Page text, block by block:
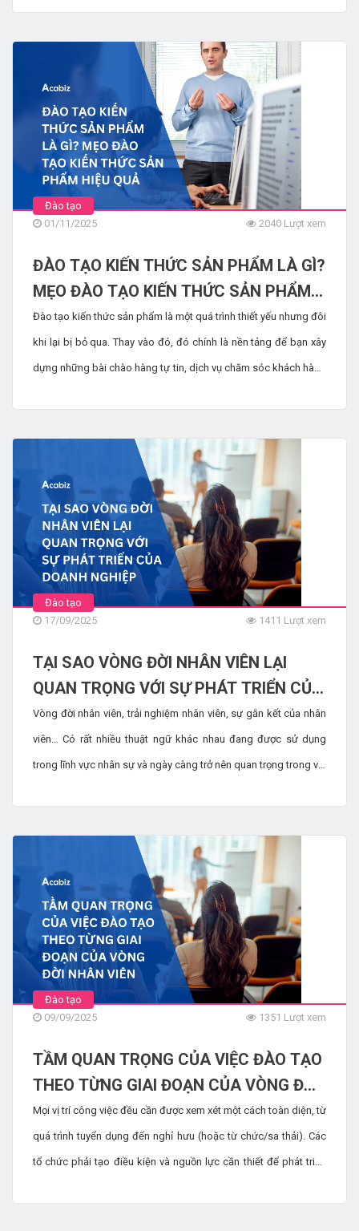
trung vào các kỹ năng cụ thể, thiết thực để làm chủ AI, giúp lực
lượng lao động của bạn mạnh mẽ và có khả năng cạnh tranh.
Đào tạo
01/11/2025
2040 Lượt xem
ĐÀO TẠO KIẾN THỨC SẢN PHẨM LÀ GÌ?
MẸO ĐÀO TẠO KIẾN THỨC SẢN PHẨM
HIỆU QUẢ
Đào tạo kiến ​​thức sản phẩm là một quá trình thiết yếu nhưng đôi
khi lại bị bỏ qua. Thay vào đó, đó chính là nền tảng để bạn xây
dựng những bài chào hàng tự tin, dịch vụ chăm sóc khách hàng
Đào tạo
17/09/2025
1411 Lượt xem
TẠI SAO VÒNG ĐỜI NHÂN VIÊN LẠI
QUAN TRỌNG VỚI SỰ PHÁT TRIỂN CỦA
DOANH NGHIỆP
Vòng đời nhân viên, trải nghiệm nhân viên, sự gắn kết của nhân
viên… Có rất nhiều thuật ngữ khác nhau đang được sử dụng
trong lĩnh vực nhân sự và ngày càng trở nên quan trọng trong vài
Đào tạo
09/09/2025
1351 Lượt xem
TẦM QUAN TRỌNG CỦA VIỆC ĐÀO TẠO
THEO TỪNG GIAI ĐOẠN CỦA VÒNG ĐỜI
NHÂN VIÊN
Mọi vị trí công việc đều cần được xem xét một cách toàn diện, từ
quá trình tuyển dụng đến nghỉ hưu (hoặc từ chức/sa thải). Các
tổ chức phải tạo điều kiện và nguồn lực cần thiết để phát triển